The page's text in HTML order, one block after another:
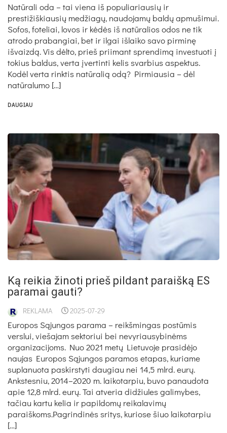
Natūrali oda – tai viena iš populiariausių ir
prestižiškiausių medžiagų, naudojamų baldų apmušimui.
Sofos, foteliai, lovos ir kėdės iš natūralios odos ne tik
atrodo prabangiai, bet ir ilgai išlaiko savo pirminę
išvaizdą. Vis dėlto, prieš priimant sprendimą investuoti į
tokius baldus, verta įvertinti kelis svarbius aspektus.
Kodėl verta rinktis natūralią odą? Pirmiausia – dėl
natūralumo […]
DAUGIAU
Ką reikia žinoti prieš pildant paraišką ES
paramai gauti?
REKLAMA 2025-07-29
Europos Sąjungos parama – reikšmingas postūmis
verslui, viešajam sektoriui bei nevyriausybinėms
organizacijoms. Nuo 2021 metų Lietuvoje prasidėjo
naujas Europos Sąjungos paramos etapas, kuriame
suplanuota paskirstyti daugiau nei 14,5 mlrd. eurų.
Ankstesniu, 2014–2020 m. laikotarpiu, buvo panaudota
apie 12,8 mlrd. eurų. Tai atveria didžiules galimybes,
tačiau kartu kelia ir papildomų reikalavimų
paraiškoms.Pagrindinės sritys, kuriose šiuo laikotarpiu
[…]